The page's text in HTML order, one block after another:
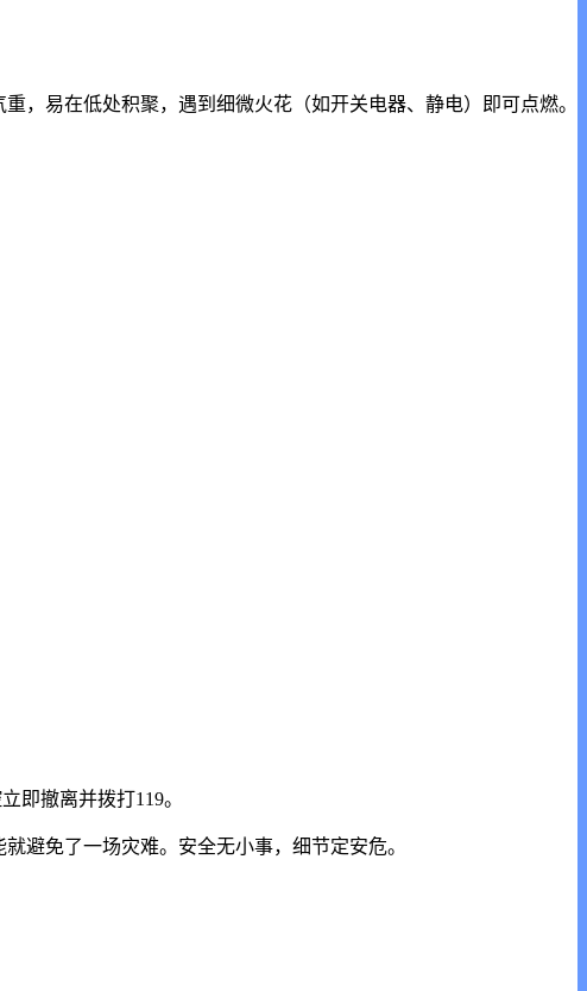
，易在低处积聚，遇到细微火花（如开关电器、静电）即可点燃。
即撤离并拨打119。
避免了一场灾难。安全无小事，细节定安危。